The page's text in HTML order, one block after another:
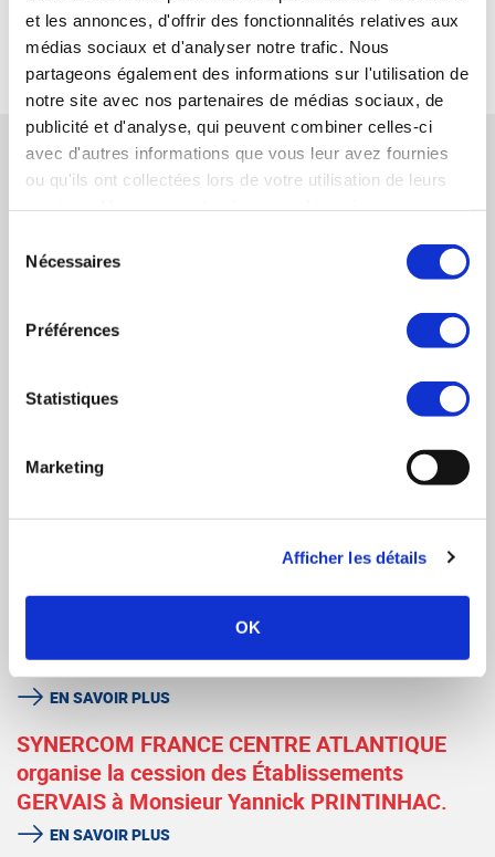
et les annonces, d'offrir des fonctionnalités relatives aux
médias sociaux et d'analyser notre trafic. Nous
partageons également des informations sur l'utilisation de
notre site avec nos partenaires de médias sociaux, de
publicité et d'analyse, qui peuvent combiner celles-ci
avec d'autres informations que vous leur avez fournies
ou qu'ils ont collectées lors de votre utilisation de leurs
Nécessaires
Préférences
Statistiques
Marketing
Afficher les détails
OK
RETOUR
RÉFÉRENCES CONNEXES
cession de la société BLANCHARD
de la société BESB à la société ALBEDO
SYNERCOM FRANCE OUEST organise la
IRIS.
SYNERCOM FRANCE GRAND SUD organise la
cession de la filiale parisienne du cabinet
toulousain ECGE à Monsieur Olivier LEMOUES.
EN SAVOIR PLUS
SYNERCOM FRANCE CENTRE ATLANTIQUE
organise la cession des Établissements
GERVAIS à Monsieur Yannick PRINTINHAC.
EN SAVOIR PLUS